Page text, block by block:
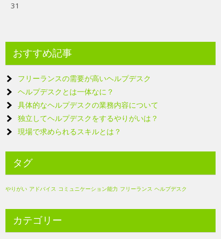
31
おすすめ記事
フリーランスの需要が高いヘルプデスク
ヘルプデスクとは一体なに？
具体的なヘルプデスクの業務内容について
独立してヘルプデスクをするやりがいは？
現場で求められるスキルとは？
タグ
やりがい アドバイス コミュニケーション能力 フリーランス ヘルプデスク
カテゴリー